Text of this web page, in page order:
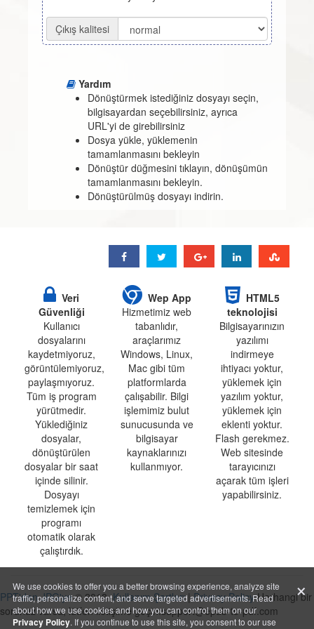
Çıkış kalitesi
Yardım
Dönüştürmek istediğiniz dosyayı seçin,
bilgisayardan seçebilirsiniz, ayrıca
URL'yi de girebilirsiniz
Dosya yükle, yüklemenin
tamamlanmasını bekleyin
Dönüştür düğmesini tıklayın, dönüşümün
tamamlanmasını bekleyin.
Dönüştürülmüş dosyayı indirin.
Veri
Güvenliği
Kullanıcı
dosyalarını
kaydetmiyoruz,
görüntülemiyoruz,
paylaşmıyoruz.
Tüm iş program
yürütmedir.
Yüklediğiniz
dosyalar,
dönüştürülen
dosyalar bir saat
içinde silinir.
Dosyayı
temizlemek için
programı
otomatik olarak
çalıştırdık.
Wep App
Hizmetimiz web
tabanlıdır,
araçlarımız
Windows, Linux,
Mac gibi tüm
platformlarda
çalışabilir. Bilgi
işlemimiz bulut
sunucusunda ve
bilgisayar
kaynaklarınızı
kullanmıyor.
HTML5
teknolojisi
Bilgisayarınızın
yazılımı
indirmeye
ihtiyacı yoktur,
yüklemek için
yazılım yoktur,
yüklemek için
eklenti yoktur.
Flash gerekmez.
Web sitesinde
tarayıcınızı
açarak tüm işleri
yapabilirsiniz.
PPT'den JPG'ye© 2018 Kullanım Şartları|Privacy Policy Herhangi bir
sorunuz varsa, lütfen iletişime geçin:support@epub-to-pdf.com
×
We use cookies to offer you a better browsing experience, analyze site
traffic, personalize content, and serve targeted advertisements. Read
about how we use cookies and how you can control them on our
Privacy Policy. If you continue to use this site, you consent to our use